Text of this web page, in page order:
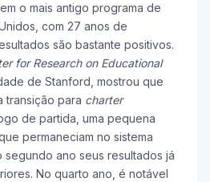
o mais antigo programa de
com 27 anos de
são bastante positivos.
for Research on Educational
de Stanford, mostrou que
transição para charter
de partida, uma pequena
permaneciam no sistema
segundo ano seus resultados já
No quarto ano, é notável